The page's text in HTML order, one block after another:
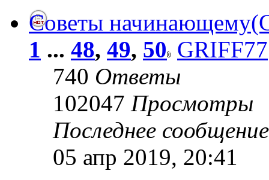
Советы
1 ... 48, 49, 50 GRIFF77
740 Ответы
102047 Просмотры
Последнее
05 апр 2019, 20:41